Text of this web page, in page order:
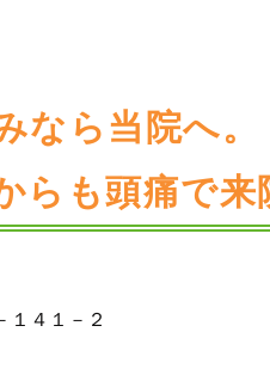
なら当院へ。
らも頭痛で来
１４１－２